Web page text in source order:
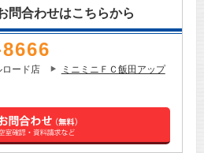
問合わせはこちらから
ロード店
ミニミニＦＣ飯田アップ